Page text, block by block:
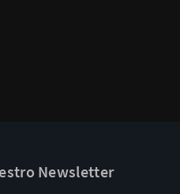
Newsletter